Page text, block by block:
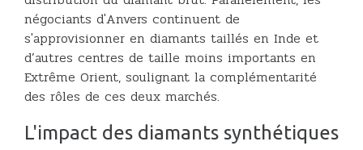
négociants d'Anvers continuent de
s'approvisionner en diamants taillés en Inde et
d’autres centres de taille moins importants en
Extrême Orient, soulignant la complémentarité
des rôles de ces deux marchés.
L'impact des diamants synthétiques